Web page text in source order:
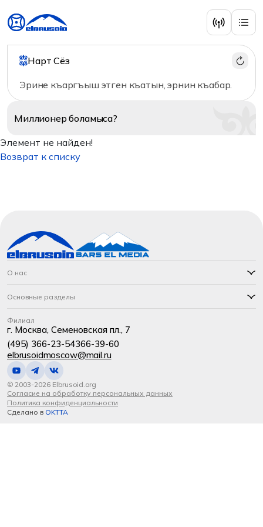
Нарт Сёз
Эрине къаргъыш этген къатын, эрнин къабар.
Миллионерболамыса?
Элемент не найден!
Возврат к списку
О нас
Основные разделы
Филиал
г. Москва, Семеновская пл., 7
(495) 366-23-54366-39-60
elbrusoidmoscow@mail.ru
© 2003-2026 Elbrusoid.org
Согласие на обработку персональных данных
Политика конфиденциальности
Сделано в OKTTA